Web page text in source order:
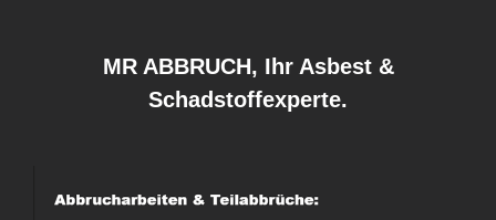
MR ABBRUCH, Ihr Asbest &
Schadstoffexperte.